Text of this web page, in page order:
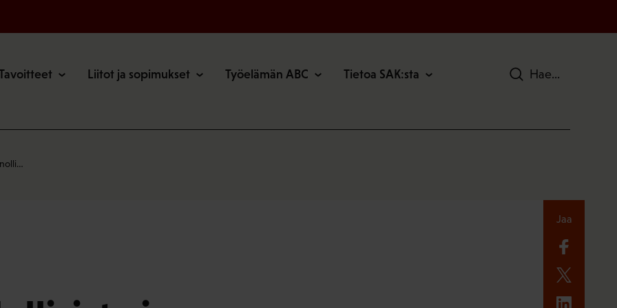
Liitot ja sopimukset Työelämän ABC Tietoa SAK:sta Hae
Jaa